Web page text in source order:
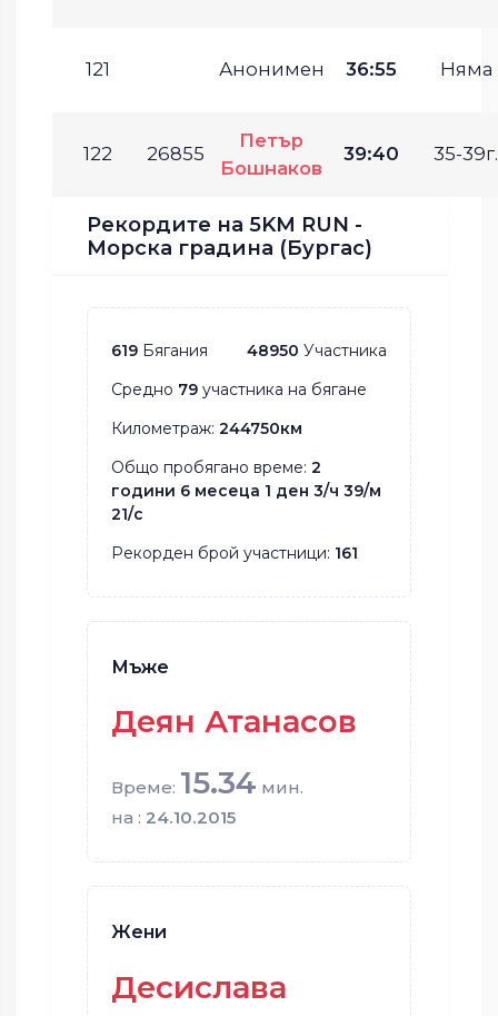
121 Анонимен 36:55 Няма
122 26855
Петър
Бошнаков
39:40 35-39г.
Рекордите на 5KM RUN -
Морска градина (Бургас)
619 Бягания 48950 Участника
Средно 79 участника на бягане
Километраж: 244750км
Общо пробягано време: 2
години 6 месеца 1 ден 3/ч 39/м
21/с
Рекорден брой участници: 161
Мъже
Деян Атанасов
Време: 15.34 мин.
на : 24.10.2015
Жени
Десислава